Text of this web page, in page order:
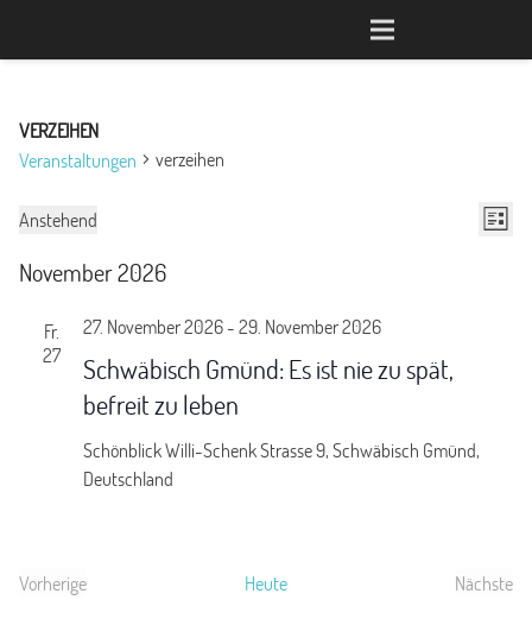
VERZEIHEN
Veranstaltungen
verzeihen
Veranstaltungen Liste
Anstehend
wählen.
November 2026
Fr.
27
Schwäbisch Gmünd: Es ist nie zu spät,
befreit zu leben
27. November 2026 - 29. November 2026
SchönblickWilli-Schenk Strasse 9, Schwäbisch Gmünd,
Deutschland
Vorherige
Heute
Nächste